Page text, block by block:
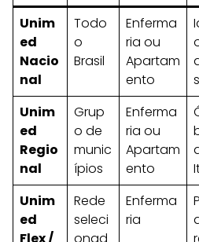
Unim
ed
Nacio
nal
Todo
o
Brasil
Enferma
ria ou
Apartam
ento
Unim
ed
Regio
nal
Grup
o de
munic
ípios
Enferma
ria ou
Apartam
ento
Unim
ed
Rede
seleci
Enferma
ria